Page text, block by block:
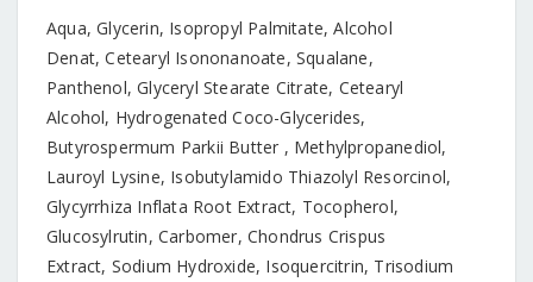
Aqua, Glycerin, Isopropyl Palmitate, Alcohol
Denat, Cetearyl Isononanoate, Squalane,
Panthenol, Glyceryl Stearate Citrate, Cetearyl
Alcohol, Hydrogenated Coco-Glycerides,
Butyrospermum Parkii Butter , Methylpropanediol,
Lauroyl Lysine, Isobutylamido Thiazolyl Resorcinol,
Glycyrrhiza Inflata Root Extract, Tocopherol,
Glucosylrutin, Carbomer, Chondrus Crispus
Extract, Sodium Hydroxide, Isoquercitrin, Trisodium